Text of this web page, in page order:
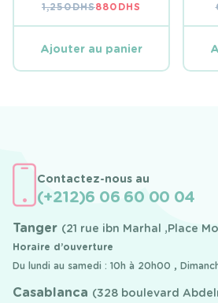
1,250DHSLE
PRIX
ÉTAIT :
880 DHS
LE
PRIX
EST :
Ajouter au panier
Contactez-nous au
(+212)6 06 60 00 04
Tanger (21 rue ibn Marhal ,Place
Horaire d’ouverture
Du lundi au samedi : 10h à 20h00 ,
Casablanca (328 boulevard